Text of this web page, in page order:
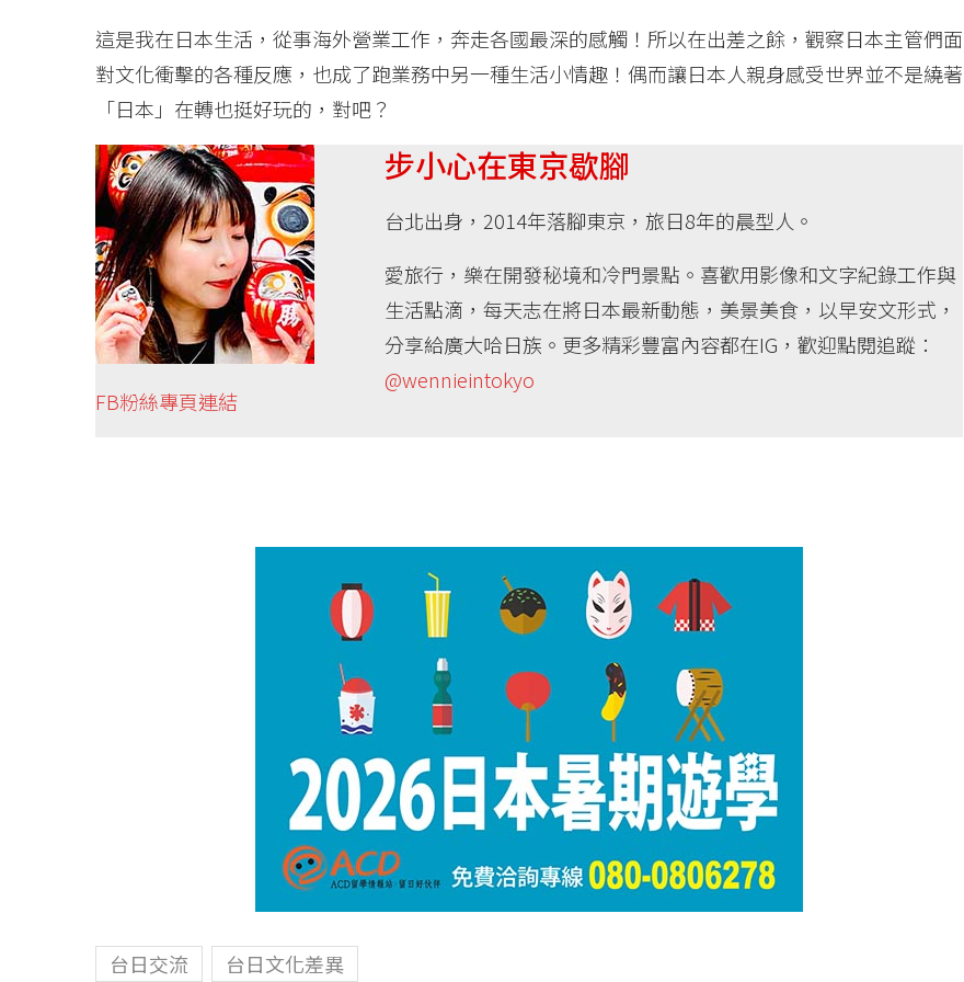
這是我在日本生活，從事海外營業工作，奔走各國最深的感觸！所以在出差之餘，觀察日本主管們面
對文化衝擊的各種反應，也成了跑業務中另一種生活小情趣！偶而讓日本人親身感受世界並不是繞著
「日本」在轉也挺好玩的，對吧？
FB粉絲專頁連結
步小心在東京歇腳
台北出身，2014年落腳東京，旅日8年的晨型人。
愛旅行，樂在開發秘境和冷門景點。喜歡用影像和文字紀錄工作與
生活點滴，每天志在將日本最新動態，美景美食，以早安文形式，
分享給廣大哈日族。更多精彩豐富內容都在IG，歡迎點閱追蹤：
@wennieintokyo
台日交流 台日文化差異